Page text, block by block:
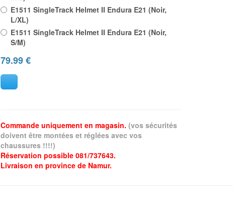
E1511 SingleTrack Helmet II Endura E21 (Noir,
L/XL)
E1511 SingleTrack Helmet II Endura E21 (Noir,
S/M)
79.99€
Commande uniquement en magasin. (vos sécurités
doivent être montées et réglées avec vos
chaussures !!!!)
Réservation possible 081/737643.
Livraison en province de Namur.